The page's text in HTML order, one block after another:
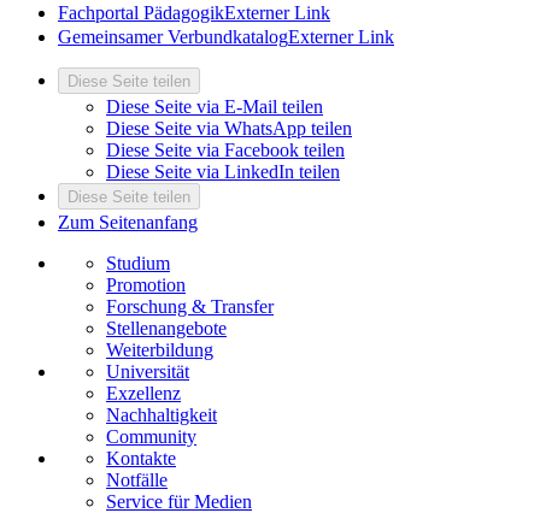
Fachportal PädagogikExterner Link
Gemeinsamer VerbundkatalogExterner Link
Diese Seite teilen
Diese Seite via E-Mail teilen
Diese Seite via WhatsApp teilen
Diese Seite via Facebook teilen
Diese Seite via LinkedIn teilen
Diese Seite teilen
Zum Seitenanfang
Studium
Promotion
Forschung & Transfer
Stellenangebote
Weiterbildung
Universität
Exzellenz
Nachhaltigkeit
Community
Kontakte
Notfälle
Service für Medien